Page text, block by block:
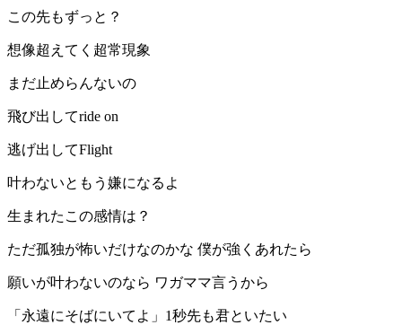
この先もずっと？
想像超えてく超常現象
まだ止めらんないの
飛び出してride on
逃げ出してFlight
叶わないともう嫌になるよ
生まれたこの感情は？
ただ孤独が怖いだけなのかな 僕が強くあれたら
願いが叶わないのなら ワガママ言うから
「永遠にそばにいてよ」1秒先も君といたい